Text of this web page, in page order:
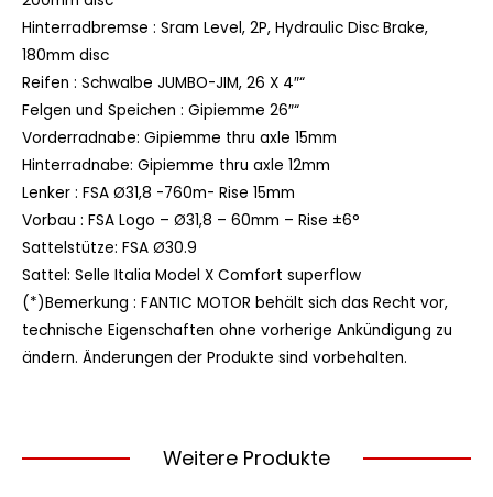
Hinterradbremse : Sram Level, 2P, Hydraulic Disc Brake,
180mm disc
Reifen : Schwalbe JUMBO-JIM, 26 X 4″“
Felgen und Speichen : Gipiemme 26″“
Vorderradnabe: Gipiemme thru axle 15mm
Hinterradnabe: Gipiemme thru axle 12mm
Lenker : FSA Ø31,8 -760m- Rise 15mm
Vorbau : FSA Logo – Ø31,8 – 60mm – Rise ±6°
Sattelstütze: FSA Ø30.9
Sattel: Selle Italia Model X Comfort superflow
(*)Bemerkung : FANTIC MOTOR behält sich das Recht vor,
technische Eigenschaften ohne vorherige Ankündigung zu
ändern. Änderungen der Produkte sind vorbehalten.
Weitere Produkte